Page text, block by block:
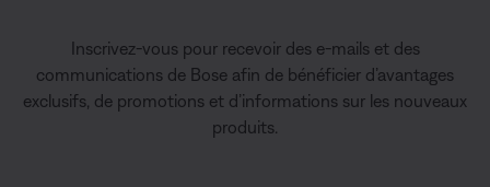
Inscrivez-vous pour recevoir des e-mails et des
communications de Bose afin de bénéficier d’avantages
exclusifs, de promotions et d’informations sur les nouveaux
produits.